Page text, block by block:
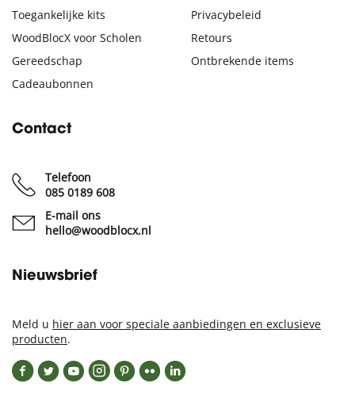
Toegankelijke kits
WoodBlocX voor Scholen
Gereedschap
Cadeaubonnen
Privacybeleid
Retours
Ontbrekende items
Contact
Telefoon
085 0189 608
E-mail ons
hello@woodblocx.nl
Nieuwsbrief
Meld u hier aan voor speciale aanbiedingen en exclusieve
producten.